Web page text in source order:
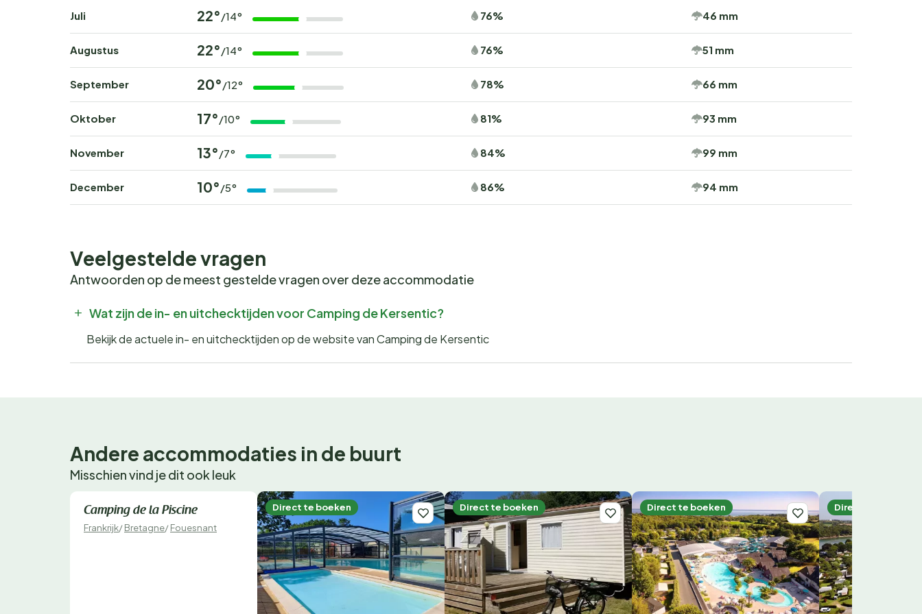
Juli 22°/14° 76% 46 mm
Augustus 22°/14° 76% 51 mm
September 20°/12° 78% 66 mm
Oktober 17°/10° 81% 93 mm
November 13°/7° 84% 99 mm
December 10°/5° 86% 94 mm
Veelgestelde vragen
Antwoorden op de meest gestelde vragen over deze accommodatie
Wat zijn de in- en uitchecktijden voor Camping de Kersentic?
Bekijk de actuele in- en uitchecktijden op de website van Camping de Kersentic
Andere accommodaties in de buurt
Misschien vind je dit ook leuk
Direct te boeken
Camping de la Piscine
Frankrijk/Bretagne/Fouesnant
Direct te boeken Direct te boeken Direct te boeken Direct te boeken